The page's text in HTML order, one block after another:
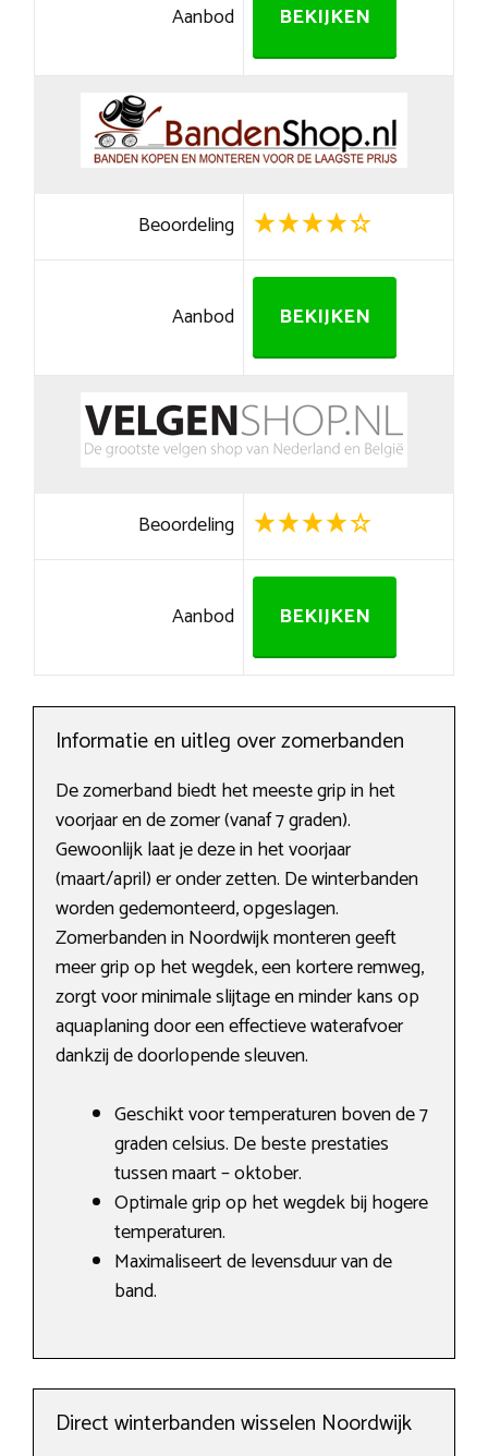
Aanbod BEKIJKEN
Beoordeling
Aanbod BEKIJKEN
Beoordeling
Aanbod BEKIJKEN
Informatie en uitleg over zomerbanden
De zomerband biedt het meeste grip in het
voorjaar en de zomer (vanaf 7 graden).
Gewoonlijk laat je deze in het voorjaar
(maart/april) er onder zetten. De winterbanden
worden gedemonteerd, opgeslagen.
Zomerbanden in Noordwijk monteren geeft
meer grip op het wegdek, een kortere remweg,
zorgt voor minimale slijtage en minder kans op
aquaplaning door een effectieve waterafvoer
dankzij de doorlopende sleuven.
Geschikt voor temperaturen boven de 7
graden celsius. De beste prestaties
tussen maart – oktober.
Optimale grip op het wegdek bij hogere
temperaturen.
Maximaliseert de levensduur van de
band.
Direct winterbanden wisselen Noordwijk